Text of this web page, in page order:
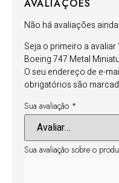
AVALIAÇÕES
Não há avaliações
Seja o primeiro a
Boeing 747 Metal
O seu endereço de e-
obrigatórios são
Sua avaliação *
Sua avaliação sobre o